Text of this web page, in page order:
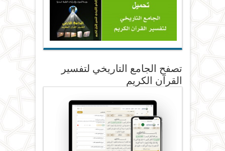
تصفح الجامع التاريخي لتفسير
القرآن الكريم